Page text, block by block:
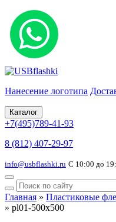
Нанесение логотипа
Каталог
+7(495)789-41-93
8 (812) 407-29-97
info@usbflashki.ru С 10:00 до
Главная » Пластиковые
» pl01-500x500